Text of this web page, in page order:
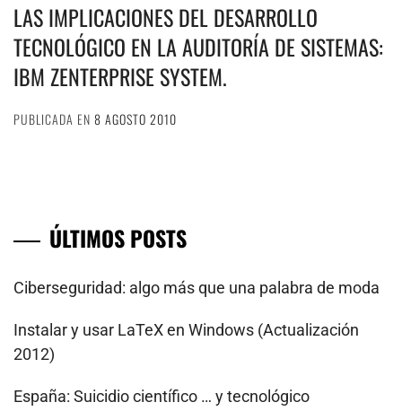
LAS IMPLICACIONES DEL DESARROLLO
TECNOLÓGICO EN LA AUDITORÍA DE SISTEMAS:
IBM ZENTERPRISE SYSTEM.
PUBLICADA EN 8 AGOSTO 2010
ÚLTIMOS POSTS
Ciberseguridad: algo más que una palabra de moda
Instalar y usar LaTeX en Windows (Actualización
2012)
España: Suicidio científico … y tecnológico